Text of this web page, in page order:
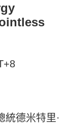
統德米特里·